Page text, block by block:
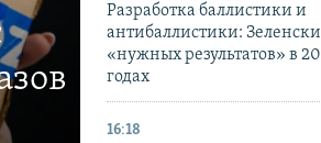
Разработка баллистики и
антибаллистики:
«нужных результатов» в
годах
16:18